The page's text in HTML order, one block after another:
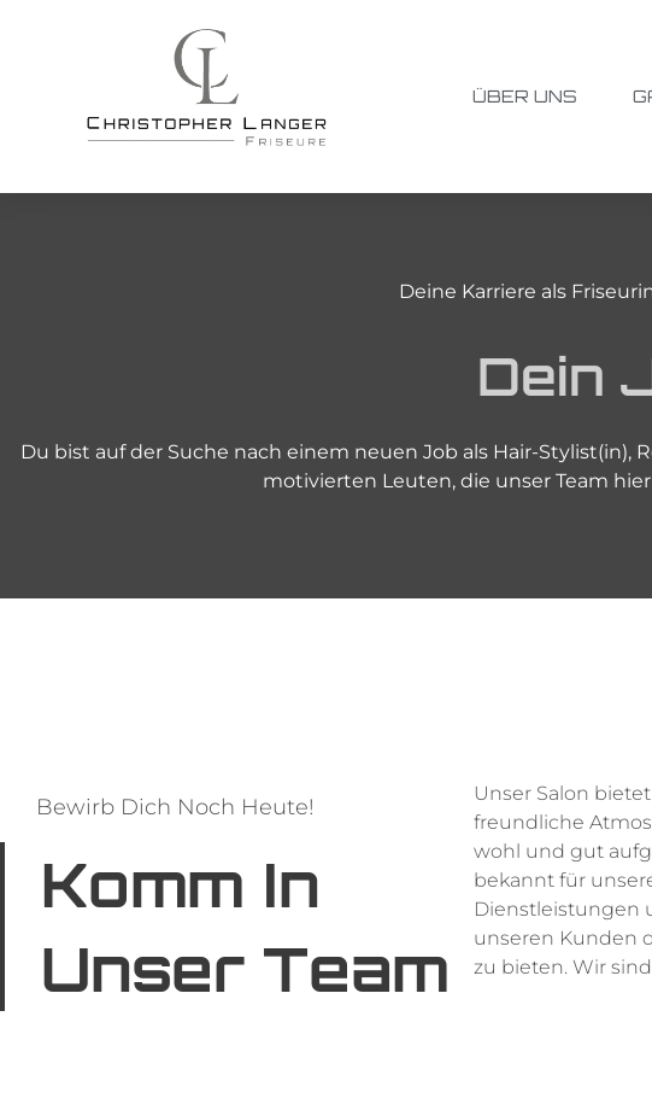
ÜBER UNS
Deine Karriere als
Dein
Du bist auf der Suche nach einem neuen Job als Hair-
motivierten Leuten, die unser Team
Bewirb Dich Noch Heute!
Komm In
Unser Team
Unser Salon
freundliche
wohl und gut
bekannt für
Dienstleistungen
unseren Kunden
zu bieten. Wir
Köpfen, die sich